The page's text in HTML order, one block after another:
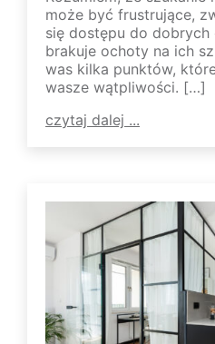
może być frustrujące,
się dostępu do
brakuje ochoty na ich
was kilka punktów,
wasze wątpliwości. […]
czytaj dalej ...